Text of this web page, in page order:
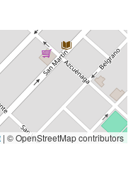
| © OpenStreetMap contributors